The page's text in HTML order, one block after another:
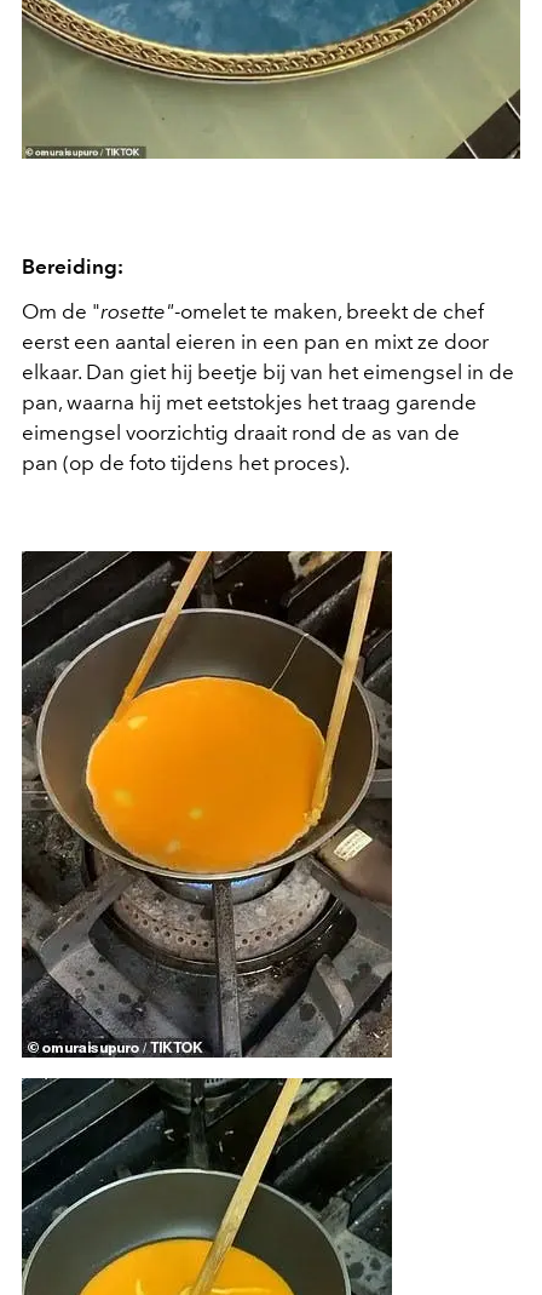
Bereiding:
Om de "rosette"-omelet te maken, breekt de chef
eerst een aantal eieren in een pan en mixt ze door
elkaar. Dan giet hij beetje bij van het eimengsel in de
pan, waarna hij met eetstokjes het traag garende
eimengsel voorzichtig draait rond de as van de
pan (op de foto tijdens het proces).